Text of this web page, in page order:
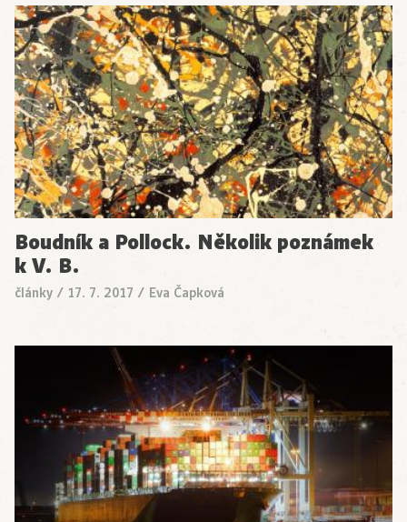
Boudník a Pollock. Několik poznámek
k V. B.
články / 17. 7. 2017 / Eva Čapková